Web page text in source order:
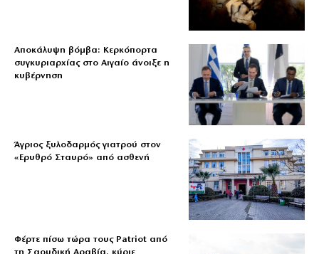
Αποκάλυψη βόμβα: Κερκόπορτα
συγκυριαρχίας στο Αιγαίο άνοιξε η
κυβέρνηση
Άγριος ξυλοδαρμός γιατρού στον
«Ερυθρό Σταυρό» από ασθενή
Φέρτε πίσω τώρα τους Patriot από